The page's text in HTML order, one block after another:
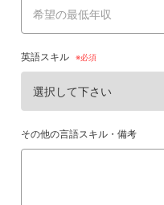
英語スキル
その他の言語スキル・備考